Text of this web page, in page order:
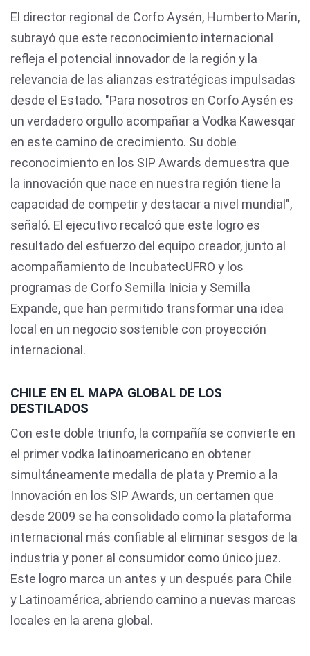
El director regional de Corfo Aysén, Humberto Marín,
subrayó que este reconocimiento internacional
refleja el potencial innovador de la región y la
relevancia de las alianzas estratégicas impulsadas
desde el Estado. "Para nosotros en Corfo Aysén es
un verdadero orgullo acompañar a Vodka Kawesqar
en este camino de crecimiento. Su doble
reconocimiento en los SIP Awards demuestra que
la innovación que nace en nuestra región tiene la
capacidad de competir y destacar a nivel mundial",
señaló. El ejecutivo recalcó que este logro es
resultado del esfuerzo del equipo creador, junto al
acompañamiento de IncubatecUFRO y los
programas de Corfo Semilla Inicia y Semilla
Expande, que han permitido transformar una idea
local en un negocio sostenible con proyección
internacional.
CHILE EN EL MAPA GLOBAL DE LOS
DESTILADOS
Con este doble triunfo, la compañía se convierte en
el primer vodka latinoamericano en obtener
simultáneamente medalla de plata y Premio a la
Innovación en los SIP Awards, un certamen que
desde 2009 se ha consolidado como la plataforma
internacional más confiable al eliminar sesgos de la
industria y poner al consumidor como único juez.
Este logro marca un antes y un después para Chile
y Latinoamérica, abriendo camino a nuevas marcas
locales en la arena global.